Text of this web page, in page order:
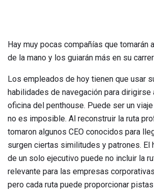
Hay muy pocas compañías que tomarán
de la mano y los guiarán más en su
Los empleados de hoy tienen que usar
habilidades de navegación para dirigirse
oficina del penthouse. Puede ser un
no es imposible. Al reconstruir la ruta
tomaron algunos CEO conocidos para
surgen ciertas similitudes y patrones. El
de un solo ejecutivo puede no incluir la
relevante para las empresas
pero cada ruta puede proporcionar